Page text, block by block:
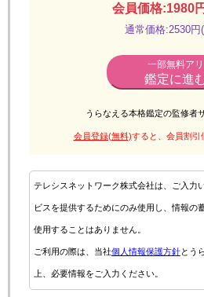
会員価格:1980
通常価格:2530円
一部無料アリ
鑑定に進
うらなえる本格鑑定の監修者
会員登録(無料)すると、会員割引
テレシスネットワーク株式会社は、ご入力
ビスを提供するためにのみ使用し、情報の
使用することはありません。
ご利用の際は、当社個人情報保護方針とう
上、必要情報をご入力ください。